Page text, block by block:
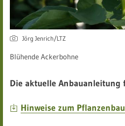
Jörg Jenrich/LTZ
Blühende Ackerbohne
Die aktuelle Anbauanleitung
Hinweise zum